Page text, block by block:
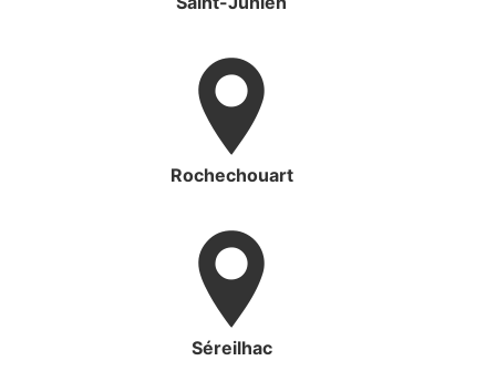
Rochechouart
Séreilhac